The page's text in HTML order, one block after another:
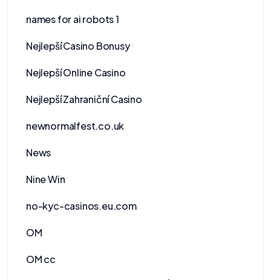
names for ai robots 1
Nejlepší Casino Bonusy
Nejlepší Online Casino
Nejlepší Zahraniční Casino
newnormalfest.co.uk
News
Nine Win
no-kyc-casinos.eu.com
OM
OM cc